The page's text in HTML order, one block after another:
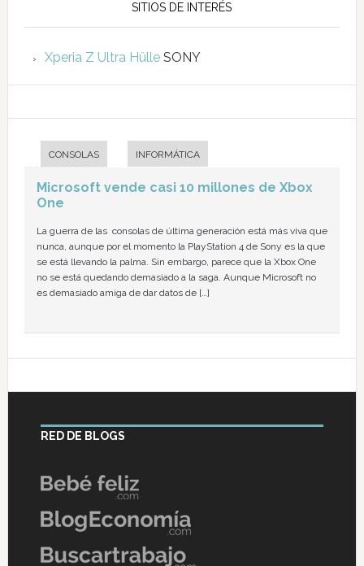
SITIOS DE INTERÉS
Xperia Z Ultra HülleSONY
CONSOLAS INFORMÁTICA
Microsoft vende casi 10 millones de Xbox
One
La guerra de las consolas de última generación está más viva que
nunca, aunque por el momento la PlayStation 4 de Sony es la que
se está llevando la palma. Sin embargo, parece que la Xbox One
no se está quedando demasiado a la saga. Aunque Microsoft no
es demasiado amiga de dar datos de […]
RED DE BLOGS